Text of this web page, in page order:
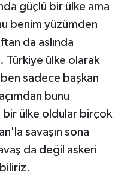
güçlü bir ülke ama
benim yüzümden
da aslında
Türkiye ülke olarak
sadece başkan
bunu
bir ülke oldular birçok
savaşın sona
da değil askeri